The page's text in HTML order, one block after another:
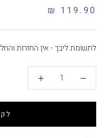
119.90 ₪
לתשומת ליבך - אין החזרות